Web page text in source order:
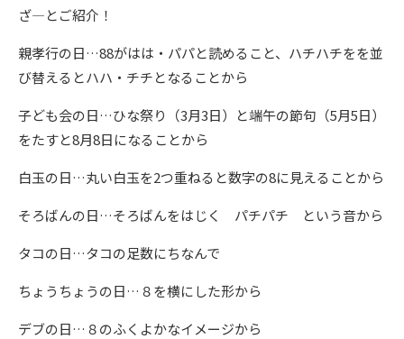
ざ―とご紹介！
親孝行の日…88がはは・パパと読めること、ハチハチをを並
び替えるとハハ・チチとなることから
子ども会の日…ひな祭り（3月3日）と端午の節句（5月5日）
をたすと8月8日になることから
白玉の日…丸い白玉を2つ重ねると数字の8に見えることから
そろばんの日…そろばんをはじく パチパチ という音から
タコの日…タコの足数にちなんで
ちょうちょうの日…８を横にした形から
デブの日…８のふくよかなイメージから